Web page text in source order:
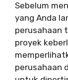
Sebelum
yang Anda
perusahaan
proyek
perusahaan